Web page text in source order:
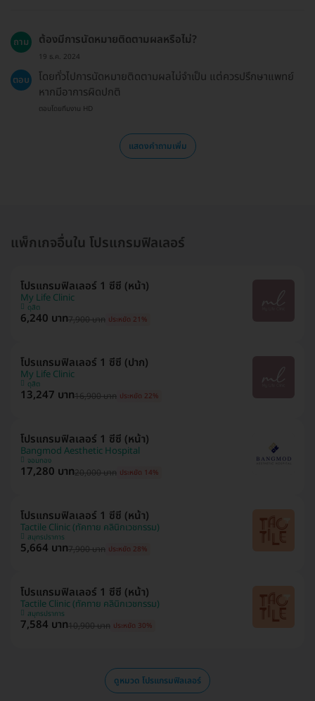
ถาม ต้องมีการนัดหมายติดตามผลหรือไม่?
19 ธ.ค. 2024
ตอบ
โดยทั่วไปการนัดหมายติดตามผลไม่จำเป็น แต่ควรปรึกษาแพทย์
หากมีอาการผิดปกติ
ตอบโดยทีมงาน HD
แสดงคำถามเพิ่ม
แพ็กเกจอื่นใน โปรแกรมฟิลเลอร์
โปรแกรมฟิลเลอร์ 1 ซีซี (หน้า)
My Life Clinic
ดุสิต
6,240 บาท7,900 บาท ประหยัด 21%
โปรแกรมฟิลเลอร์ 1 ซีซี (ปาก)
My Life Clinic
ดุสิต
13,247 บาท16,900 บาท ประหยัด 22%
โปรแกรมฟิลเลอร์ 1 ซีซี (หน้า)
Bangmod Aesthetic Hospital
จอมทอง
17,280 บาท20,000 บาท ประหยัด 14%
โปรแกรมฟิลเลอร์ 1 ซีซี (หน้า)
Tactile Clinic (ทัคทาย คลินิกเวชกรรม)
สมุทรปราการ
5,664 บาท7,900 บาท ประหยัด 28%
โปรแกรมฟิลเลอร์ 1 ซีซี (หน้า)
Tactile Clinic (ทัคทาย คลินิกเวชกรรม)
สมุทรปราการ
7,584 บาท10,900 บาท ประหยัด 30%
ดูหมวด โปรแกรมฟิลเลอร์